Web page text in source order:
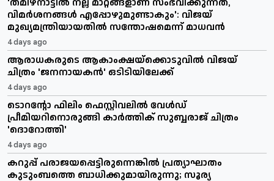
വിമർശനങ്ങൾ എപ്പോഴുമുണ്ടാകും': വിജയ്
മുഖ്യമന്ത്രിയായതിൽ സന്തോഷമെന്ന് മാധവൻ
4 days ago
ആരാധകരുടെ ആകാംക്ഷയ്ക്കൊടുവിൽ വിജയ്
ചിത്രം 'ജനനായകൻ' ഒടിടിയിലേക്ക്
4 days ago
ടൊറന്റോ ഫിലിം ഫെസ്റ്റിവലിൽ വേൾഡ്
പ്രീമിയറിനൊരുങ്ങി കാർത്തിക് സുബ്ബരാജ് ചിത്രം
'ദൊറോത്തി'
4 days ago
കറുപ്പ് പരാജയപ്പെട്ടിരുന്നെങ്കിൽ പ്രത്യാഘാതം
കുടുംബത്തെ ബാധിക്കുമായിരുന്നു; സൂര്യ